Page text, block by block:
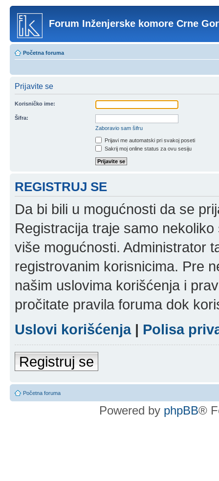
Forum Inženjerske komore Crne
Početna foruma
Prijavite se
Korisničko ime:
Šifra:
Zaboravio sam šifru
Prijavi me automatski pri svakoj poseti
Sakrij moj online status za ovu sesiju
REGISTRUJ SE
Da bi bili u mogućnosti da se
Registracija traje samo
više mogućnosti. Administrator
registrovanim korisnicima. Pre
našim uslovima korišćenja i
pročitate pravila foruma dok
Uslovi korišćenja| Polisa
Registruj se
Početna foruma
Powered by phpBB®